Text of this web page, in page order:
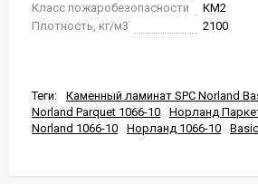
Класс пожаробезопасности
КМ2
Плотность, кг/м3
2100
Теги:
Каменный ламинат SPC Norland
Norland Parquet 1066-10
Норланд
Norland 1066-10
Норланд 1066-10